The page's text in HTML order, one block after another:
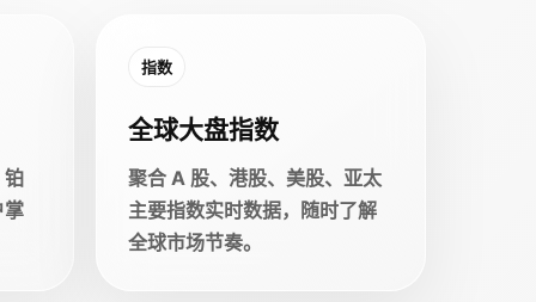
铂
掌
指数
全球大盘指数
聚合 A 股、港股、美股、亚太
主要指数实时数据，随时了解
全球市场节奏。